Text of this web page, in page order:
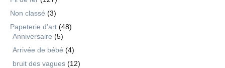
Non classé (3)
Papeterie d'art (48)
Anniversaire (5)
Arrivée de bébé (4)
bruit des vagues (12)